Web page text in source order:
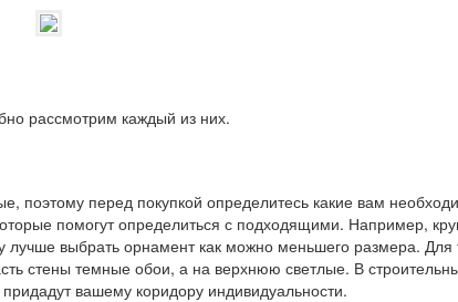
рассмотрим каждый из них.
поэтому перед покупкой определитесь какие вам
помогут определиться с подходящими. Например,
выбрать орнамент как можно меньшего размера. Для
стены темные обои, а на верхнюю светлые. В
вашему коридору индивидуальности.